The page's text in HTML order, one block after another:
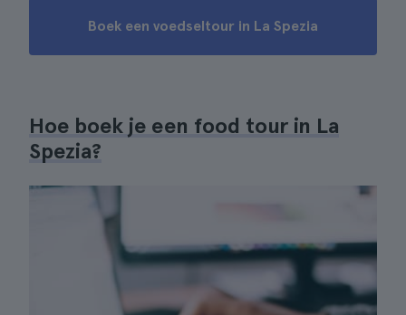
Boek een voedseltour in La Spezia
Hoe boek je een food tour in La
Spezia?